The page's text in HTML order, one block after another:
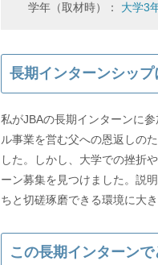
学年（取材時）： 大学3
長期インターンシッ
私がJBAの長期インターンに
ル事業を営む父への恩返しの
した。しかし、大学での挫折
ーン募集を見つけました。説
ちと切磋琢磨できる環境に大
この長期インターン